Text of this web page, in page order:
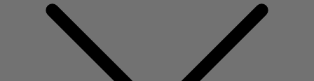
Collections
Dans l'univers du kimono
Étendues champêtres